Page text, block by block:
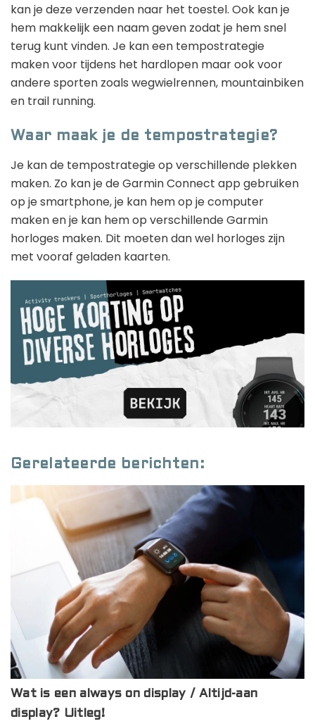
kan je deze verzenden naar het toestel. Ook kan je
hem makkelijk een naam geven zodat je hem snel
terug kunt vinden. Je kan een tempostrategie
maken voor tijdens het hardlopen maar ook voor
andere sporten zoals wegwielrennen, mountainbiken
en trail running.
Waar maak je de tempostrategie?
Je kan de tempostrategie op verschillende plekken
maken. Zo kan je de Garmin Connect app gebruiken
op je smartphone, je kan hem op je computer
maken en je kan hem op verschillende Garmin
horloges maken. Dit moeten dan wel horloges zijn
met vooraf geladen kaarten.
Gerelateerde berichten:
Wat is een always on display / Altijd-aan
display? Uitleg!